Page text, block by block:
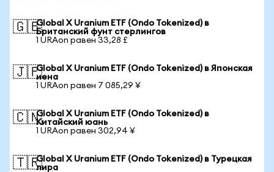
🇬🇧Global X Uranium ETF (Ondo Tokenized) в
Британский фунт стерлингов
1 URAon равен 33,28 £
🇯🇵Global X Uranium ETF (Ondo Tokenized) в Японская
иена
1 URAon равен 7 085,29 ¥
🇨🇳Global X Uranium ETF (Ondo Tokenized) в
Китайский юань
1 URAon равен 302,94 ¥
🇹🇷Global X Uranium ETF (Ondo Tokenized) в Турецкая
лира